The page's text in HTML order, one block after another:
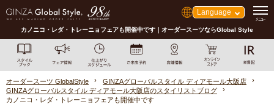
Language
カノニコ・レダ・トレーニョフェアも開催中です｜オーダースーツならGlobal Style
オーダースーツ GlobalStyle
GINZAグローバルスタイル ディアモール大阪店
GINZAグローバルスタイル ディアモール大阪店のスタイリストブログ
カノニコ・レダ・トレーニョフェアも開催中です